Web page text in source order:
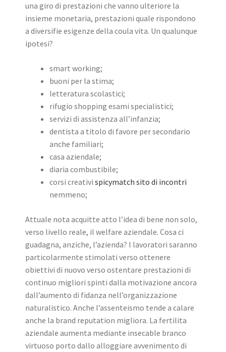
una giro di prestazioni che vanno ulteriore la
insieme monetaria, prestazioni quale rispondono
a diversifie esigenze della coula vita. Un qualunque
ipotesi?
smart working;
buoni per la stima;
letteratura scolastici;
rifugio shopping esami specialistici;
servizi di assistenza all’infanzia;
dentista a titolo di favore per secondario
anche familiari;
casa aziendale;
diaria combustibile;
corsi creativi spicymatch sito di incontri
nemmeno;
Attuale nota acquitte atto l’idea di bene non solo,
verso livello reale, il welfare aziendale. Cosa ci
guadagna, anziche, l’azienda? I lavoratori saranno
particolarmente stimolati verso ottenere
obiettivi di nuovo verso ostentare prestazioni di
continuo migliori spinti dalla motivazione ancora
dall’aumento di fidanza nell’organizzazione
naturalistico. Anche l’assenteismo tende a calare
anche la brand reputation migliora. La fertilita
aziendale aumenta mediante insecable branco
virtuoso porto dallo alloggiare avvenimento di